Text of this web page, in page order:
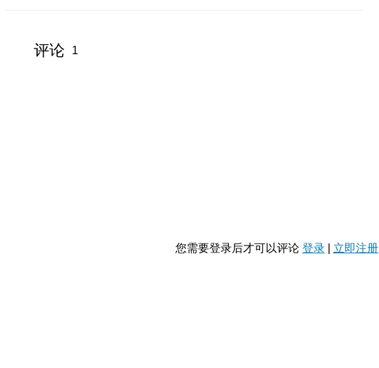
评论 1
您需要登录后才可以评论 登录 立即注册